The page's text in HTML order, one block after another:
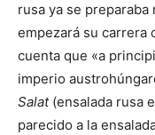
rusa ya se
empezará su carrera
cuenta que «a
imperio
Salat (ensalada rusa
parecido a la